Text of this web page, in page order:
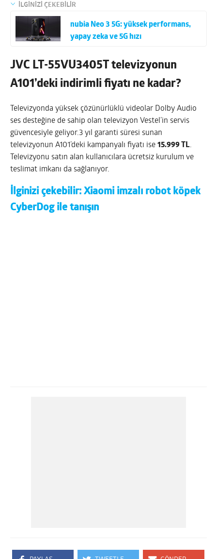
İLGİNİZİ ÇEKEBİLİR
nubia Neo 3 5G: yüksek performans,
yapay zeka ve 5G hızı
JVC LT-55VU3405T televizyonun
A101’deki indirimli fiyatı ne kadar?
Televizyonda yüksek çözünürlüklü videolar Dolby Audio
ses desteğine de sahip olan televizyon Vestel’in servis
güvencesiyle geliyor.3 yıl garanti süresi sunan
televizyonun A101’deki kampanyalı fiyatı ise15.999 TL.
Televizyonu satın alan kullanıcılara ücretsiz kurulum ve
teslimat imkanı da sağlanıyor.
İlginizi çekebilir:Xiaomi imzalı robot köpek
CyberDog ile tanışın